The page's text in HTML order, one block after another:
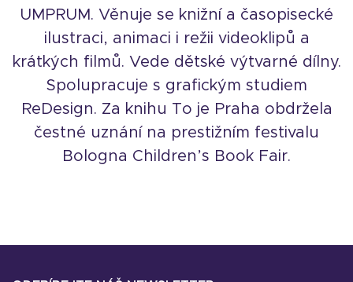
UMPRUM. Věnuje se knižní a časopisecké
ilustraci, animaci i režii videoklipů a
krátkých filmů. Vede dětské výtvarné dílny.
Spolupracuje s grafickým studiem
ReDesign. Za knihu To je Praha obdržela
čestné uznání na prestižním festivalu
Bologna Children’s Book Fair.